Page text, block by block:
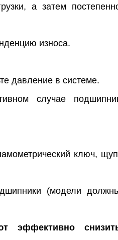
а затем
износа.
давление в системе.
случае
ключ,
(модели
эффективно